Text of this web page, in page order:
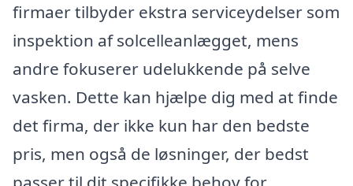
firmaer tilbyder ekstra serviceydelser som
inspektion af solcelleanlægget, mens
andre fokuserer udelukkende på selve
vasken. Dette kan hjælpe dig med at finde
det firma, der ikke kun har den bedste
pris, men også de løsninger, der bedst